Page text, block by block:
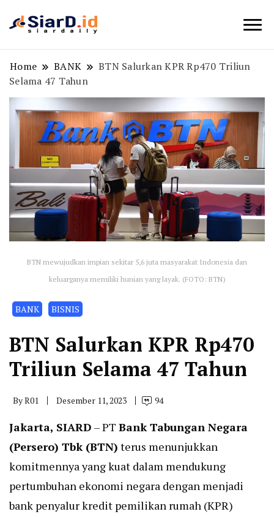
Home BANK
BTN Salurkan KPR Rp470 Triliun
Selama 47 Tahun
BTN mewujudkan impian sekitar 5,6 juta masyarakat Indonesia dan
keluarganya memiliki hunian yang layak. (FOTO: BTN)
BANK BISNIS
BTN Salurkan KPR Rp470
Triliun Selama 47 Tahun
ByR01 Desember 11, 2023 94
Jakarta, SIARD – PT Bank Tabungan Negara
(Persero) Tbk (BTN) terus menunjukkan
komitmennya yang kuat dalam mendukung
pertumbuhan ekonomi negara dengan menjadi
bank penyalur kredit pemilikan rumah (KPR)